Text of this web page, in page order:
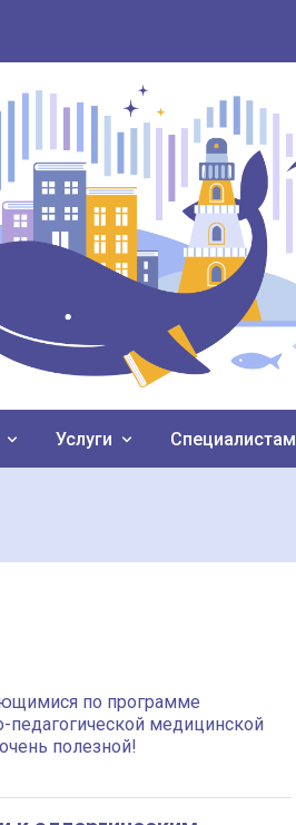
Услуги Специалистам
по программе
педагогической медицинской
полезной!